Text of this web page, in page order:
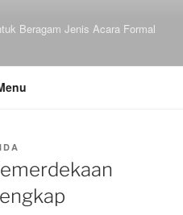
Beragam Jenis Acara Formal